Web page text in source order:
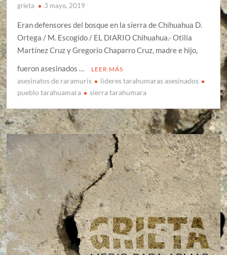
grieta 3 mayo, 2019
Eran defensores del bosque en la sierra de Chihuahua D.
Ortega / M. Escogido / EL DIARIO Chihuahua.- Otilia
Martínez Cruz y Gregorio Chaparro Cruz, madre e hijo,
fueron asesinados …
LEER MÁS
asesinatos de raramuris
lideres tarahumaras asesinados
pueblo tarahuamara
sierra tarahumara